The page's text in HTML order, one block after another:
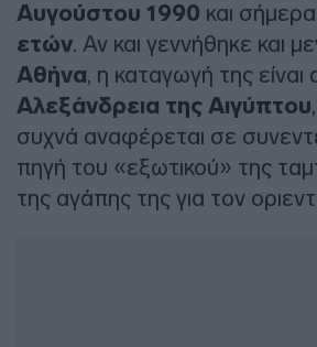
Αυγούστου 1990 και
ετών. Αν και γεννήθηκε και
Αθήνα, η καταγωγή της είναι
Αλεξάνδρεια της Αιγύπτου
συχνά αναφέρεται σε
πηγή του «εξωτικού» της
της αγάπης της για τον